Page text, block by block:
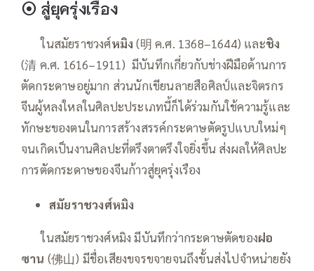
⦿ สู่ยุครุ่งเรือง
——ในสมัยราชวงศ์หมิง (明 ค.ศ. 1368–1644) และชิง
(清 ค.ศ. 1616–1911) มีบันทึกเกี่ยวกับช่างฝีมือด้านการ
ตัดกระดาษอยู่มาก ส่วนนักเขียนลายสือศิลป์และจิตรกร
จีนผู้หลงใหลในศิลปะประเภทนี้ก็ได้ร่วมกันใช้ความรู้และ
ทักษะของตนในการสร้างสรรค์กระดาษตัดรูปแบบใหม่ๆ
จนเกิดเป็นงานศิลปะที่ตรึงตาตรึงใจยิ่งขึ้น ส่งผลให้ศิลปะ
การตัดกระดาษของจีนก้าวสู่ยุครุ่งเรือง
สมัยราชวงศ์หมิง
——ในสมัยราชวงศ์หมิง มีบันทึกว่ากระดาษตัดของฝอ
ซาน (佛山) มีชื่อเสียงขจรขจายจนถึงขั้นส่งไปจำหน่ายยัง